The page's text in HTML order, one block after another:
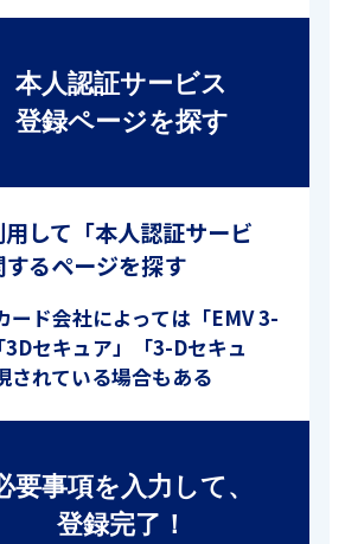
本人認証サービス
登録ページを探す
して「本人認証サービ
るページを探す
ド会社によっては「EMV 3-
セキュア」「3-Dセキュ
されている場合もある
要事項を入力して、
登録完了！